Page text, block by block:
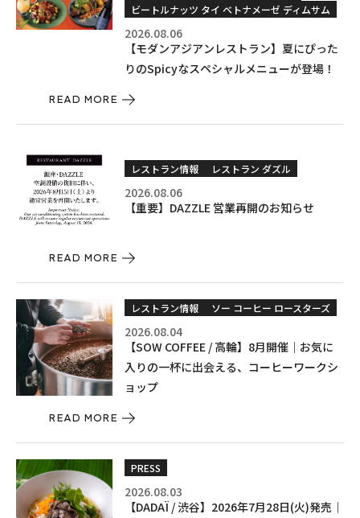
ビートルナッツ タイ ベトナメーゼ ディムサム
2026.08.06
【モダンアジアンレストラン】夏にぴった
りのSpicyなスペシャルメニューが登場！
READ MORE
レストラン情報 レストラン ダズル
2026.08.06
【重要】DAZZLE 営業再開のお知らせ
READ MORE
レストラン情報 ソー コーヒー ロースターズ
2026.08.04
【SOW COFFEE / 高輪】8月開催｜お気に
入りの一杯に出会える、コーヒーワークシ
ョップ
READ MORE
PRESS
2026.08.03
【DADAÏ / 渋谷】2026年7月28日(火)発売｜